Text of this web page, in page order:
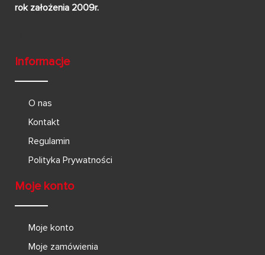
rok założenia 2009r.
Informacje
O nas
Kontakt
Regulamin
Polityka Prywatności
Moje konto
Moje konto
Moje zamówienia